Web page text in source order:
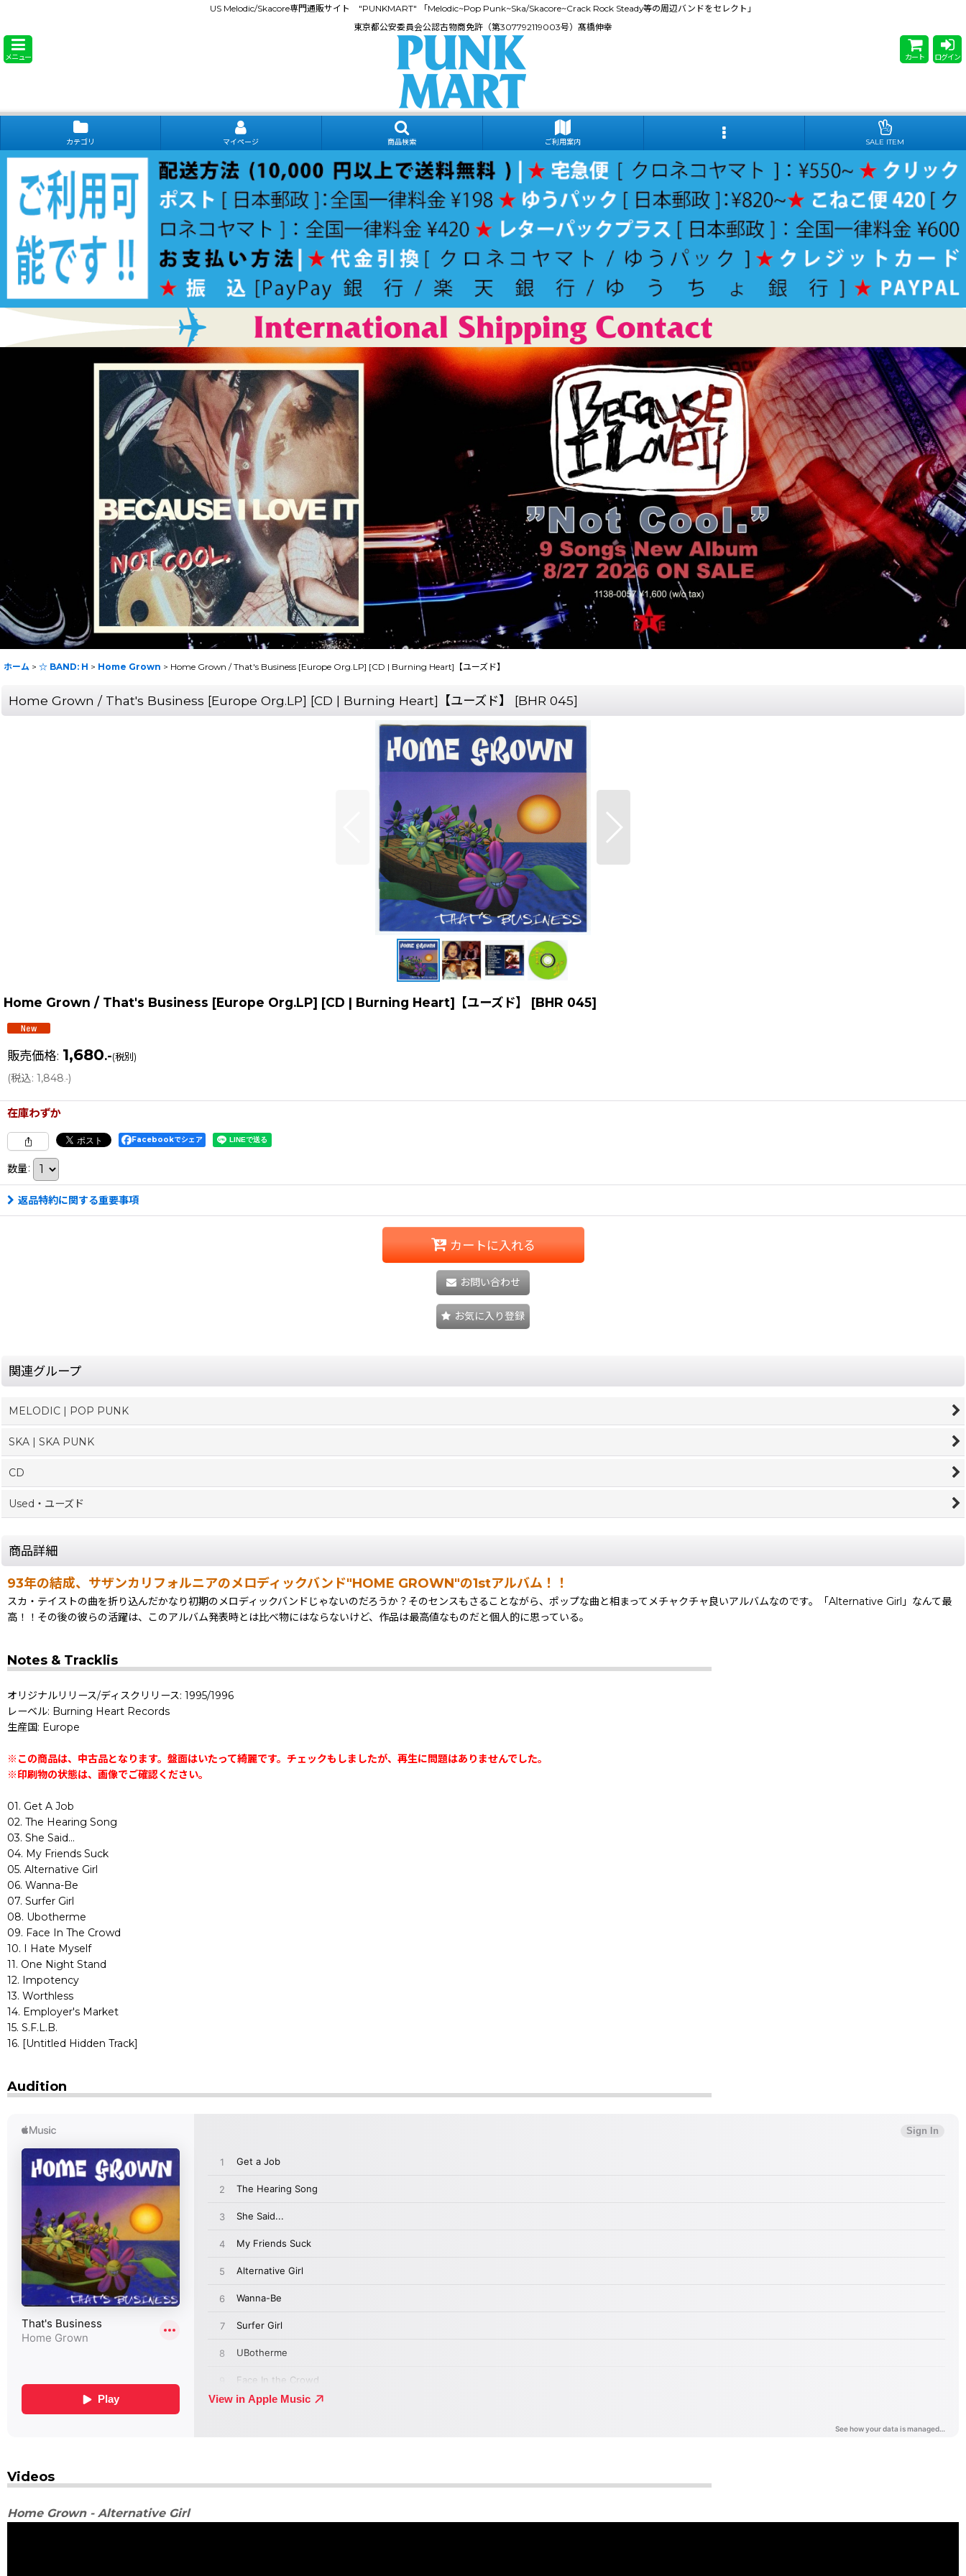
US Melodic/Skacore専門通販サイト "PUNKMART" 「Melodic~Pop Punk~Ska/Skacore~Crack Rock Steady等の周辺バンドをセレクト」
東京都公安委員会公認古物商免許（第307792119003号）髙橋伸幸
メニュー カート ログイン
カテゴリ マイページ 商品検索 ご利用案内 SALE ITEM
ホーム > ☆ BAND: H > Home Grown > Home Grown / That's Business [Europe Org.LP] [CD | Burning Heart]【ユーズド】
Home Grown / That's Business [Europe Org.LP] [CD | Burning Heart]【ユーズド】 [BHR 045]
Home Grown / That's Business [Europe Org.LP] [CD | Burning Heart]【ユーズド】 [BHR 045]
販売価格: 1,680.-(税別)
(税込: 1,848.-)
在庫わずか
Facebookでシェア
数量:
返品特約に関する重要事項
カートに入れる
お問い合わせ
お気に入り登録
関連グループ
MELODIC | POP PUNK
SKA | SKA PUNK
CD
Used・ユーズド
商品詳細
93年の結成、サザンカリフォルニアのメロディックバンド"HOME GROWN"の1stアルバム！！
スカ・テイストの曲を折り込んだかなり初期のメロディックバンドじゃないのだろうか？そのセンスもさることながら、ポップな曲と相まってメチャクチャ良いアルバムなのです。「Alternative Girl」なんて最
高！！その後の彼らの活躍は、このアルバム発表時とは比べ物にはならないけど、作品は最高値なものだと個人的に思っている。
Notes & Tracklis
オリジナルリリース/ディスクリリース: 1995/1996
レーベル: Burning Heart Records
生産国: Europe
※この商品は、中古品となります。盤面はいたって綺麗です。チェックもしましたが、再生に問題はありませんでした。
※印刷物の状態は、画像でご確認ください。
01. Get A Job
02. The Hearing Song
03. She Said...
04. My Friends Suck
05. Alternative Girl
06. Wanna-Be
07. Surfer Girl
08. Ubotherme
09. Face In The Crowd
10. I Hate Myself
11. One Night Stand
12. Impotency
13. Worthless
14. Employer's Market
15. S.F.L.B.
16. [Untitled Hidden Track]
Audition
Videos
Home Grown - Alternative Girl